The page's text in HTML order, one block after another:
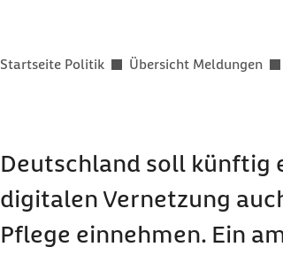
Sie befinden sich hier:
Startseite Politik Übersicht Meldungen
Deutschland soll künftig
digitalen Vernetzung
Pflege einnehmen. Ein